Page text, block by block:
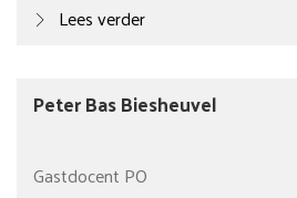
Lees verder
Peter Bas Biesheuvel
Gastdocent PO